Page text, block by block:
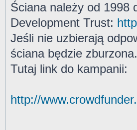
Ściana należy od 1998
Development Trust:
Jeśli nie uzbierają
ściana będzie zburzona.
Tutaj link do kampanii:
http://